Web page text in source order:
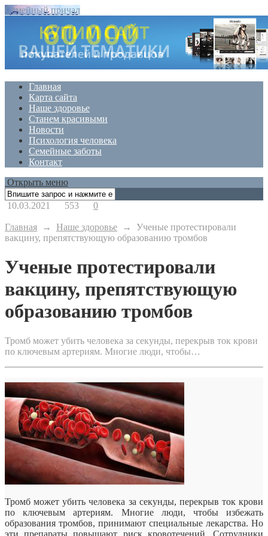
Семейный причал
Главная
Карта сайта
Наше здоровье
Станем красивыми
Новости
Психология человека
Семейные заботы
Контакт
Открыть меню
10.03.2021 553 0
Главная → Наше здоровье → Ученые протестировали
вакцину, препятствующую образованию тромбов
Ученые протестировали
вакцину, препятствующую
образованию тромбов
Тромб может убить человека за секунды, перекрыв ток крови
по ключевым артериям. Многие люди, чтобы…
Тромб может убить человека за секунды, перекрыв ток крови
по ключевым артериям. Многие люди, чтобы избежать
образования тромбов, принимают специальные лекарства. Но
эти препараты повышают риск кровотечений. Сотрудники